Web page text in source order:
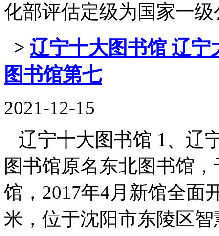
化部评估定级为国家一级
> 辽宁十大图书馆 辽
图书馆第七
2021-12-15
辽宁十大图书馆 1、辽
图书馆原名东北图书馆
馆，2017年4月新馆全面
米，位于沈阳市东陵区智